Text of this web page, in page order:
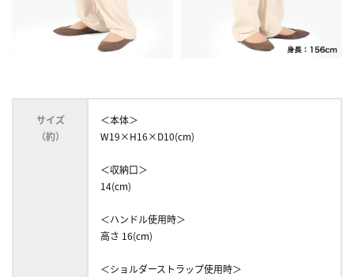
サイズ
（約）
＜本体＞
W19×H16×D10(cm)
＜収納口＞
14(cm)
＜ハンドル使用時＞
高さ 16(cm)
＜ショルダーストラップ使用時＞